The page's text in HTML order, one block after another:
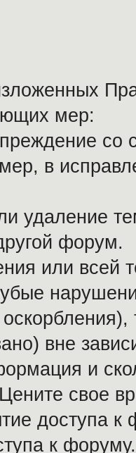
мер:
в
удаление
форум.
или всей
вне
и
свое
доступа к
к форуму.